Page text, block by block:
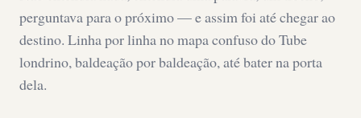
perguntava para o próximo — e assim foi até chegar ao
destino. Linha por linha no mapa confuso do Tube
londrino, baldeação por baldeação, até bater na porta
dela.